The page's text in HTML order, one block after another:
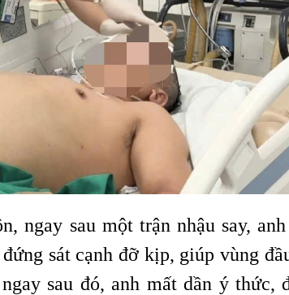
ngay sau một trận nhậu say,
sát cạnh đỡ kịp, giúp vùng
sau đó, anh mất dần ý thức,